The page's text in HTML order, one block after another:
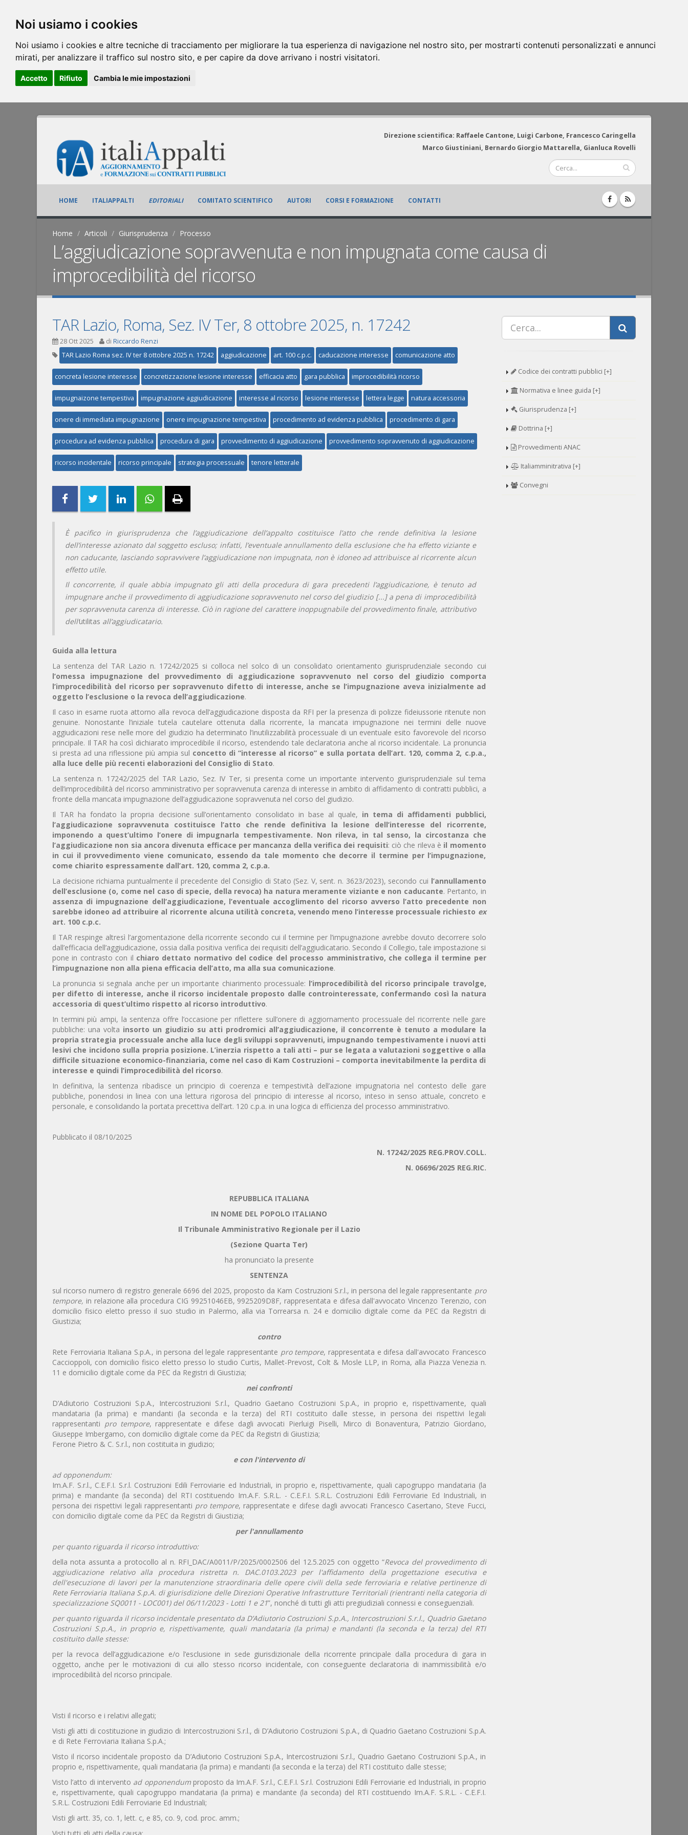
Noi usiamo i cookies
Noi usiamo i cookies e altre tecniche di tracciamento per migliorare la tua esperienza di navigazione nel nostro sito, per mostrarti contenuti personalizzati e annunci
mirati, per analizzare il traffico sul nostro sito, e per capire da dove arrivano i nostri visitatori.
Accetto Rifiuto Cambia le mie impostazioni
Direzione scientifica: Raffaele Cantone, Luigi Carbone, Francesco Caringella
Marco Giustiniani, Bernardo Giorgio Mattarella, Gianluca Rovelli
HOME ITALIAPPALTI EDITORIALI COMITATO SCIENTIFICO AUTORI CORSI E FORMAZIONE CONTATTI
Home Articoli Giurisprudenza Processo
L’aggiudicazione sopravvenuta e non impugnata come causa di
improcedibilità del ricorso
TAR Lazio, Roma, Sez. IV Ter, 8 ottobre 2025, n. 17242
28 Ott 2025 di Riccardo Renzi
TAR Lazio Roma sez. IV ter 8 ottobre 2025 n. 17242
aggiudicazione art. 100 c.p.c. caducazione interesse comunicazione atto
concreta lesione interesse concretizzazione lesione interesse efficacia atto gara pubblica improcedibilità ricorso
impugnaizone tempestiva impugnazione aggiudicazione interesse al ricorso lesione interesse lettera legge natura accessoria
onere di immediata impugnazione onere impugnazione tempestiva procedimento ad evidenza pubblica procedimento di gara
procedura ad evidenza pubblica procedura di gara provvedimento di aggiudicazione provvedimento sopravvenuto di aggiudicazione
ricorso incidentale ricorso principale strategia processuale tenore letterale
È pacifico in giurisprudenza che l’aggiudicazione dell’appalto costituisce l’atto che rende definitiva la lesione
dell’interesse azionato dal soggetto escluso; infatti, l’eventuale annullamento della esclusione che ha effetto viziante e
non caducante, lasciando sopravvivere l’aggiudicazione non impugnata, non è idoneo ad attribuisce al ricorrente alcun
effetto utile.
Il concorrente, il quale abbia impugnato gli atti della procedura di gara precedenti l’aggiudicazione, è tenuto ad
impugnare anche il provvedimento di aggiudicazione sopravvenuto nel corso del giudizio [...] a pena di improcedibilità
per sopravvenuta carenza di interesse. Ciò in ragione del carattere inoppugnabile del provvedimento finale, attributivo
dell’utilitas all’aggiudicatario.
Guida alla lettura
La sentenza del TAR Lazio n. 17242/2025 si colloca nel solco di un consolidato orientamento giurisprudenziale secondo cui
l’omessa impugnazione del provvedimento di aggiudicazione sopravvenuto nel corso del giudizio comporta
l’improcedibilità del ricorso per sopravvenuto difetto di interesse, anche se l’impugnazione aveva inizialmente ad
oggetto l’esclusione o la revoca dell’aggiudicazione.
Il caso in esame ruota attorno alla revoca dell’aggiudicazione disposta da RFI per la presenza di polizze fideiussorie ritenute non
genuine. Nonostante l’iniziale tutela cautelare ottenuta dalla ricorrente, la mancata impugnazione nei termini delle nuove
aggiudicazioni rese nelle more del giudizio ha determinato l’inutilizzabilità processuale di un eventuale esito favorevole del ricorso
principale. Il TAR ha così dichiarato improcedibile il ricorso, estendendo tale declaratoria anche al ricorso incidentale. La pronuncia
si presta ad una riflessione più ampia sul concetto di “interesse al ricorso” e sulla portata dell’art. 120, comma 2, c.p.a.,
alla luce delle più recenti elaborazioni del Consiglio di Stato.
La sentenza n. 17242/2025 del TAR Lazio, Sez. IV Ter, si presenta come un importante intervento giurisprudenziale sul tema
dell’improcedibilità del ricorso amministrativo per sopravvenuta carenza di interesse in ambito di affidamento di contratti pubblici, a
fronte della mancata impugnazione dell’aggiudicazione sopravvenuta nel corso del giudizio.
Il TAR ha fondato la propria decisione sull’orientamento consolidato in base al quale, in tema di affidamenti pubblici,
l’aggiudicazione sopravvenuta costituisce l’atto che rende definitiva la lesione dell’interesse del ricorrente,
imponendo a quest’ultimo l’onere di impugnarla tempestivamente. Non rileva, in tal senso, la circostanza che
l’aggiudicazione non sia ancora divenuta efficace per mancanza della verifica dei requisiti: ciò che rileva è il momento
in cui il provvedimento viene comunicato, essendo da tale momento che decorre il termine per l’impugnazione,
come chiarito espressamente dall’art. 120, comma 2, c.p.a.
La decisione richiama puntualmente il precedente del Consiglio di Stato (Sez. V, sent. n. 3623/2023), secondo cui l’annullamento
dell’esclusione (o, come nel caso di specie, della revoca) ha natura meramente viziante e non caducante. Pertanto, in
assenza di impugnazione dell’aggiudicazione, l’eventuale accoglimento del ricorso avverso l’atto precedente non
sarebbe idoneo ad attribuire al ricorrente alcuna utilità concreta, venendo meno l’interesse processuale richiesto ex
art. 100 c.p.c.
Il TAR respinge altresì l’argomentazione della ricorrente secondo cui il termine per l’impugnazione avrebbe dovuto decorrere solo
dall’efficacia dell’aggiudicazione, ossia dalla positiva verifica dei requisiti dell’aggiudicatario. Secondo il Collegio, tale impostazione si
pone in contrasto con il chiaro dettato normativo del codice del processo amministrativo, che collega il termine per
l’impugnazione non alla piena efficacia dell’atto, ma alla sua comunicazione.
La pronuncia si segnala anche per un importante chiarimento processuale: l’improcedibilità del ricorso principale travolge,
per difetto di interesse, anche il ricorso incidentale proposto dalle controinteressate, confermando così la natura
accessoria di quest’ultimo rispetto al ricorso introduttivo.
In termini più ampi, la sentenza offre l’occasione per riflettere sull’onere di aggiornamento processuale del ricorrente nelle gare
pubbliche: una volta insorto un giudizio su atti prodromici all’aggiudicazione, il concorrente è tenuto a modulare la
propria strategia processuale anche alla luce degli sviluppi sopravvenuti, impugnando tempestivamente i nuovi atti
lesivi che incidono sulla propria posizione. L’inerzia rispetto a tali atti – pur se legata a valutazioni soggettive o alla
difficile situazione economico-finanziaria, come nel caso di Kam Costruzioni – comporta inevitabilmente la perdita di
interesse e quindi l’improcedibilità del ricorso.
In definitiva, la sentenza ribadisce un principio di coerenza e tempestività dell’azione impugnatoria nel contesto delle gare
pubbliche, ponendosi in linea con una lettura rigorosa del principio di interesse al ricorso, inteso in senso attuale, concreto e
personale, e consolidando la portata precettiva dell’art. 120 c.p.a. in una logica di efficienza del processo amministrativo.
Pubblicato il 08/10/2025
N. 17242/2025 REG.PROV.COLL.
N. 06696/2025 REG.RIC.
REPUBBLICA ITALIANA
IN NOME DEL POPOLO ITALIANO
Il Tribunale Amministrativo Regionale per il Lazio
(Sezione Quarta Ter)
ha pronunciato la presente
SENTENZA
sul ricorso numero di registro generale 6696 del 2025, proposto da Kam Costruzioni S.r.l., in persona del legale rappresentante pro
tempore, in relazione alla procedura CIG 99251046EB, 9925209D8F, rappresentata e difesa dall'avvocato Vincenzo Terenzio, con
domicilio fisico eletto presso il suo studio in Palermo, alla via Torrearsa n. 24 e domicilio digitale come da PEC da Registri di
Giustizia;
contro
Rete Ferroviaria Italiana S.p.A., in persona del legale rappresentante pro tempore, rappresentata e difesa dall'avvocato Francesco
Caccioppoli, con domicilio fisico eletto presso lo studio Curtis, Mallet-Prevost, Colt & Mosle LLP, in Roma, alla Piazza Venezia n.
11 e domicilio digitale come da PEC da Registri di Giustizia;
nei confronti
D’Adiutorio Costruzioni S.p.A., Intercostruzioni S.r.l., Quadrio Gaetano Costruzioni S.p.A., in proprio e, rispettivamente, quali
mandataria (la prima) e mandanti (la seconda e la terza) del RTI costituito dalle stesse, in persona dei rispettivi legali
rappresentanti pro tempore, rappresentate e difese dagli avvocati Pierluigi Piselli, Mirco di Bonaventura, Patrizio Giordano,
Giuseppe Imbergamo, con domicilio digitale come da PEC da Registri di Giustizia;
Ferone Pietro & C. S.r.l., non costituita in giudizio;
e con l'intervento di
ad opponendum:
Im.A.F. S.r.l., C.E.F.I. S.r.l. Costruzioni Edili Ferroviarie ed Industriali, in proprio e, rispettivamente, quali capogruppo mandataria (la
prima) e mandante (la seconda) del RTI costituendo Im.A.F. S.R.L. - C.E.F.I. S.R.L. Costruzioni Edili Ferroviarie Ed Industriali, in
persona dei rispettivi legali rappresentanti pro tempore, rappresentate e difese dagli avvocati Francesco Casertano, Steve Fucci,
con domicilio digitale come da PEC da Registri di Giustizia;
per l'annullamento
per quanto riguarda il ricorso introduttivo:
della nota assunta a protocollo al n. RFI_DAC/A0011/P/2025/0002506 del 12.5.2025 con oggetto “Revoca del provvedimento di
aggiudicazione relativo alla procedura ristretta n. DAC.0103.2023 per l'affidamento della progettazione esecutiva e
dell'esecuzione di lavori per la manutenzione straordinaria delle opere civili della sede ferroviaria e relative pertinenze di
Rete Ferroviaria Italiana S.p.A. di giurisdizione delle Direzioni Operative Infrastrutture Territoriali (rientranti nella categoria di
specializzazione SQ0011 - LOC001) del 06/11/2023 - Lotti 1 e 21”, nonché di tutti gli atti pregiudiziali connessi e conseguenziali.
per quanto riguarda il ricorso incidentale presentato da D’Adiutorio Costruzioni S.p.A., Intercostruzioni S.r.l., Quadrio Gaetano
Costruzioni S.p.A., in proprio e, rispettivamente, quali mandataria (la prima) e mandanti (la seconda e la terza) del RTI
costituito dalle stesse:
per la revoca dell’aggiudicazione e/o l’esclusione in sede giurisdizionale della ricorrente principale dalla procedura di gara in
oggetto, anche per le motivazioni di cui allo stesso ricorso incidentale, con conseguente declaratoria di inammissibilità e/o
improcedibilità del ricorso principale.
Visti il ricorso e i relativi allegati;
Visti gli atti di costituzione in giudizio di Intercostruzioni S.r.l., di D’Adiutorio Costruzioni S.p.A., di Quadrio Gaetano Costruzioni S.p.A.
e di Rete Ferroviaria Italiana S.p.A.;
Visto il ricorso incidentale proposto da D’Adiutorio Costruzioni S.p.A., Intercostruzioni S.r.l., Quadrio Gaetano Costruzioni S.p.A., in
proprio e, rispettivamente, quali mandataria (la prima) e mandanti (la seconda e la terza) del RTI costituito dalle stesse;
Visto l’atto di intervento ad opponendumproposto da Im.A.F. S.r.l., C.E.F.I. S.r.l. Costruzioni Edili Ferroviarie ed Industriali, in proprio
e, rispettivamente, quali capogruppo mandataria (la prima) e mandante (la seconda) del RTI costituendo Im.A.F. S.R.L. - C.E.F.I.
S.R.L. Costruzioni Edili Ferroviarie Ed Industriali;
Visti gli artt. 35, co. 1, lett. c, e 85, co. 9, cod. proc. amm.;
Codice dei contratti pubblici [+]
Normativa e linee guida [+]
Giurisprudenza [+]
Dottrina [+]
Provvedimenti ANAC
Italiamminitrativa [+]
Convegni